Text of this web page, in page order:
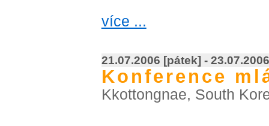
více ...
21.07.2006 [pátek] -
Konference
Kkottongnae, South